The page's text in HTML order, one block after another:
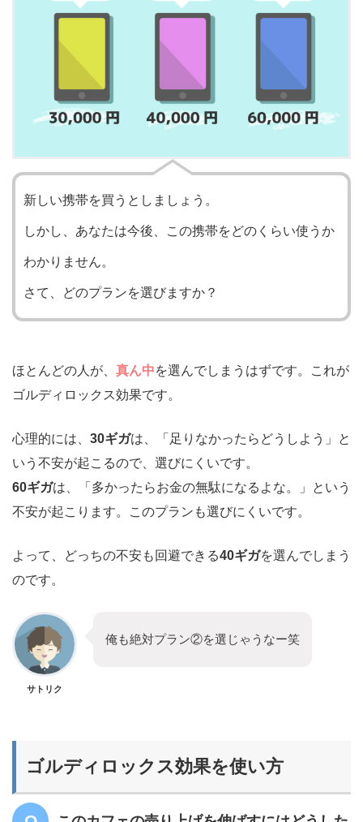
新しい携帯を買うとしましょう。
しかし、あなたは今後、この携帯をどのくらい使うか
わかりません。
さて、どのプランを選びますか？
ほとんどの人が、 真ん中を選んでしまうはずです。これが
ゴルディロックス効果です。
心理的には、 30ギガは、「足りなかったらどうしよう」と
いう不安が起こるので、選びにくいです。
60ギガは、「多かったらお金の無駄になるよな。」という
不安が起こります。このプランも選びにくいです。
よって、どっちの不安も回避できる40ギガを選んでしまう
のです。
サトリク
俺も絶対プラン②を選じゃうなー笑
ゴルディロックス効果を使い方